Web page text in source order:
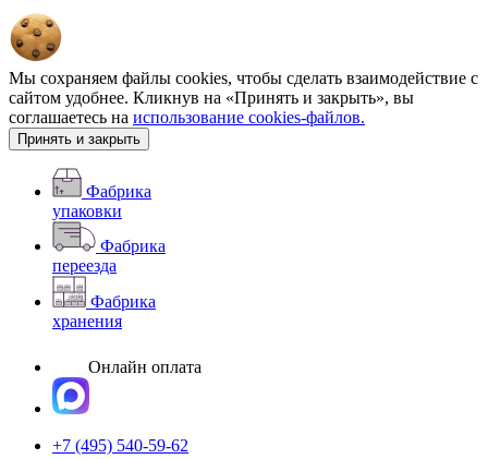
Мы сохраняем файлы cookies, чтобы сделать взаимодействие с
сайтом удобнее. Кликнув на «Принять и закрыть», вы
соглашаетесь на использование cookies-файлов.
Принять и закрыть
Фабрика
упаковки
Фабрика
переезда
Фабрика
хранения
Онлайн оплата
+7 (495) 540-59-62